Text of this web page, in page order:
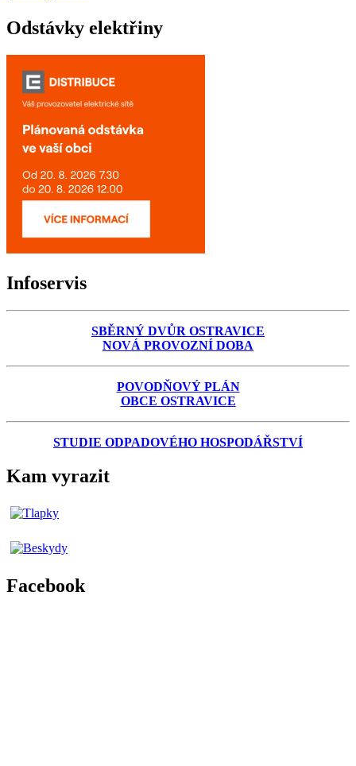
Odstávky elektřiny
Infoservis
SBĚRNÝ DVŮR OSTRAVICE
NOVÁ PROVOZNÍ DOBA
POVODŇOVÝ PLÁN
OBCE OSTRAVICE
STUDIE ODPADOVÉHO HOSPODÁŘSTVÍ
Kam vyrazit
Facebook